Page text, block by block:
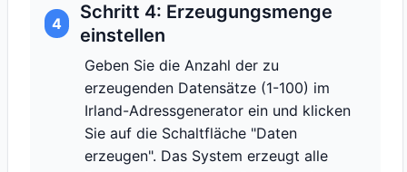
4
Schritt 4: Erzeugungsmenge
einstellen
Geben Sie die Anzahl der zu
erzeugenden Datensätze (1-100) im
Irland-Adressgenerator ein und klicken
Sie auf die Schaltfläche "Daten
erzeugen". Das System erzeugt alle